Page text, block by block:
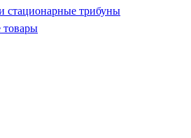
стационарные трибуны
товары